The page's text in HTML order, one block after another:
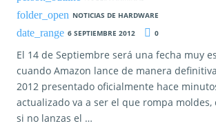
NOTICIAS DE HARDWARE
6 SEPTIEMBRE 2012
0
El 14 de Septiembre será una fecha muy
cuando Amazon lance de manera
2012 presentado oficialmente hace
actualizado va a ser el que rompa moldes,
si no lanzas el …